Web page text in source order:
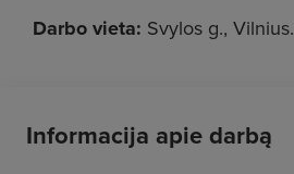
Darbo vieta: Svylos g., Vilnius.
Informacija apie darbą